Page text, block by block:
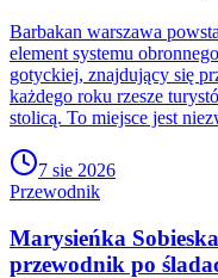
Barbakan warszawa
element systemu
gotyckiej, znajdujący się
każdego roku rzesze
stolicą. To miejsce jest
7 sie 2026
Przewodnik
Marysieńka
przewodnik po